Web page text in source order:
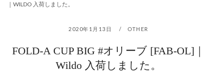
｜WILDO 入荷しました。
2020年1月13日 OTHER
FOLD-A CUP BIG #オリーブ [FAB-OL]｜
Wildo 入荷しました。